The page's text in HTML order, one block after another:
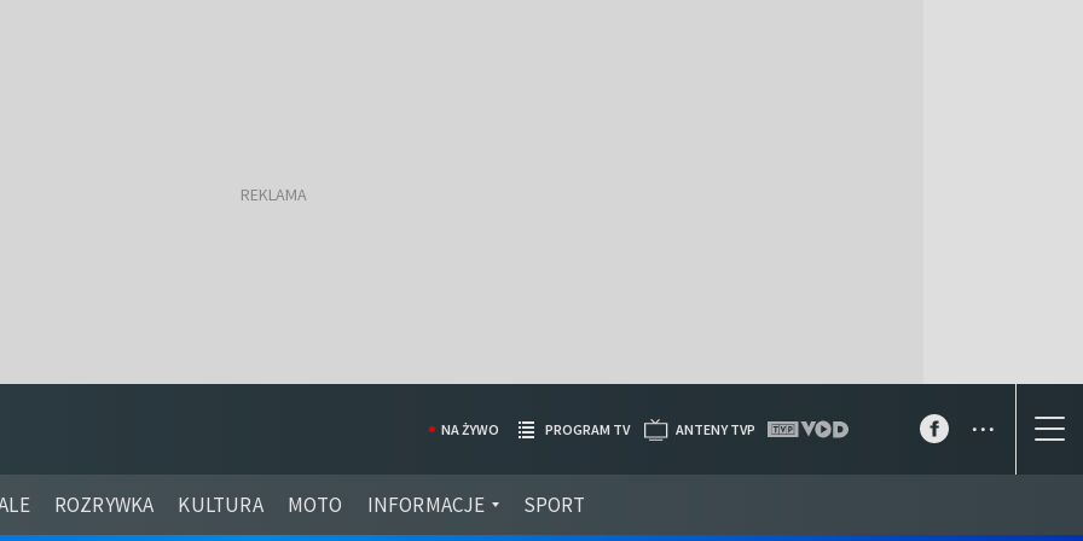
ROZRYWKA KULTURA MOTO INFORMACJE SPORT
NA ŻYWO PROGRAM TV ANTENY TVP ...